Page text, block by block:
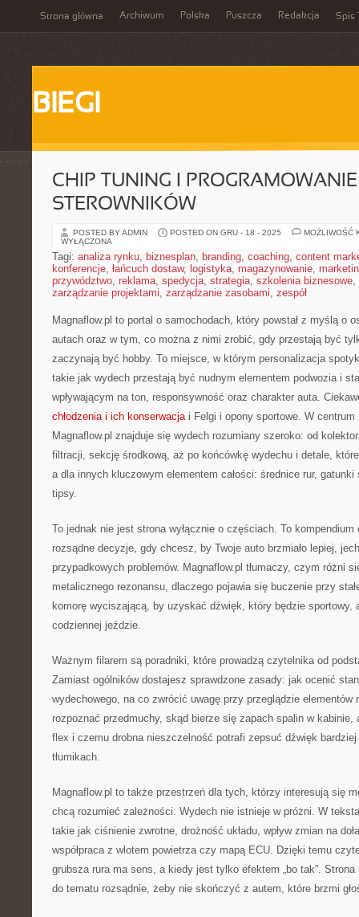
Strona główna Archiwum Polska Puszcza Redakcja Spis
BIEGI
CHIP TUNING I PROGRAMOWANIE
STEROWNIKÓW
POSTED BY ADMIN POSTED ON GRU - 18 - 2025
MOŻLIWOŚĆ
WYŁĄCZONA
Tagi: analiza rynku, biznesplan, branding, coaching, content
konferencje, łańcuch dostaw, logistyka, magazynowanie,
przywództwo, reklama, spedycja, strategia, szkolenia biznesowe,
zarządzanie projektami, zarządzanie zasobami, zespół
Magnaflow.pl to portal o samochodach, który powstał z myślą o
autach oraz w tym, co można z nimi zrobić, gdy przestają być
zaczynają być hobby. To miejsce, w którym personalizacja
takie jak wydech przestają być nudnym elementem podwozia i
wpływającym na ton, responsywność oraz charakter auta.
chłodzenia i ich konserwacjai Felgi i opony sportowe. W centrum
Magnaflow.pl znajduje się wydech rozumiany szeroko: od
filtracji, sekcję środkową, aż po końcówkę wydechu i detale,
a dla innych kluczowym elementem całości: średnice rur,
tipsy.
To jednak nie jest strona wyłącznie o częściach. To
rozsądne decyzje, gdy chcesz, by Twoje auto brzmiało lepiej,
przypadkowych problemów. Magnaflow.pl tłumaczy, czym różni
metalicznego rezonansu, dlaczego pojawia się buczenie przy
komorę wyciszającą, by uzyskać dźwięk, który będzie sportowy,
codziennej jeździe.
Ważnym filarem są poradniki, które prowadzą czytelnika od
Zamiast ogólników dostajesz sprawdzone zasady: jak ocenić stan
wydechowego, na co zwrócić uwagę przy przeglądzie elementów
rozpoznać przedmuchy, skąd bierze się zapach spalin w
flex i czemu drobna nieszczelność potrafi zepsuć dźwięk
tłumikach.
Magnaflow.pl to także przestrzeń dla tych, którzy interesują się
chcą rozumieć zależności. Wydech nie istnieje w próżni. W
takie jak ciśnienie zwrotne, drożność układu, wpływ zmian na
współpraca z wlotem powietrza czy mapą ECU. Dzięki temu
grubsza rura ma sens, a kiedy jest tylko efektem „bo tak”.
do tematu rozsądnie, żeby nie skończyć z autem, które brzmi